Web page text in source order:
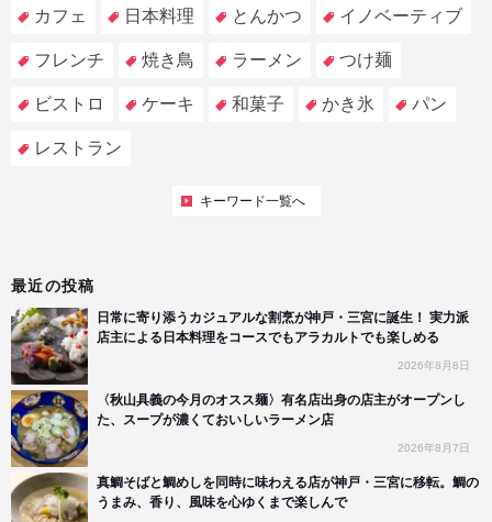
カフェ 日本料理 とんかつ イノベーティブ
フレンチ 焼き鳥 ラーメン つけ麺
ビストロ ケーキ 和菓子 かき氷 パン
レストラン
キーワード一覧へ
最近の投稿
日常に寄り添うカジュアルな割烹が神戸・三宮に誕生！ 実力派
店主による日本料理をコースでもアラカルトでも楽しめる
2026年8月8日
〈秋山具義の今月のオスス麺〉有名店出身の店主がオープンし
た、スープが濃くておいしいラーメン店
2026年8月7日
真鯛そばと鯛めしを同時に味わえる店が神戸・三宮に移転。鯛の
うまみ、香り、風味を心ゆくまで楽しんで